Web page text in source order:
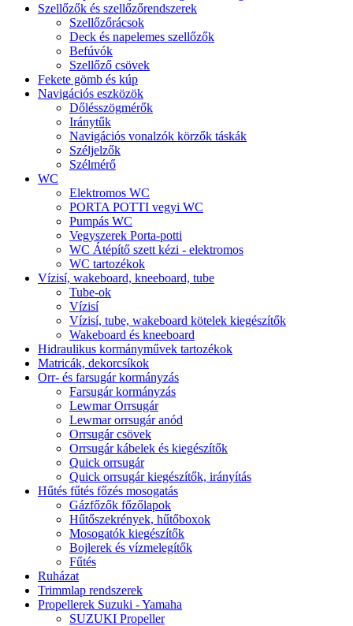
Szellőzők és szellőzőrendszerek
Szellőzőrácsok
Deck és napelemes szellőzők
Befúvók
Szellőző csövek
Fekete gömb és kúp
Navigációs eszközök
Dőlésszögmérők
Iránytűk
Navigációs vonalzók körzők táskák
Széljelzők
Szélmérő
WC
Elektromos WC
PORTA POTTI vegyi WC
Pumpás WC
Vegyszerek Porta-potti
WC Átépítő szett kézi - elektromos
WC tartozékok
Vízisí, wakeboard, kneeboard, tube
Tube-ok
Vízisí
Vízisí, tube, wakeboard kötelek kiegészítők
Wakeboard és kneeboard
Hidraulikus kormányművek tartozékok
Matricák, dekorcsíkok
Orr- és farsugár kormányzás
Farsugár kormányzás
Lewmar Orrsugár
Lewmar orrsugár anód
Orrsugár csövek
Orrsugár kábelek és kiegészítők
Quick orrsugár
Quick orrsugár kiegészítők, irányítás
Hűtés fűtés főzés mosogatás
Gázfőzők főzőlapok
Hűtőszekrények, hűtőboxok
Mosogatók kiegészítők
Bojlerek és vízmelegítők
Fűtés
Ruházat
Trimmlap rendszerek
Propellerek Suzuki - Yamaha
SUZUKI Propeller